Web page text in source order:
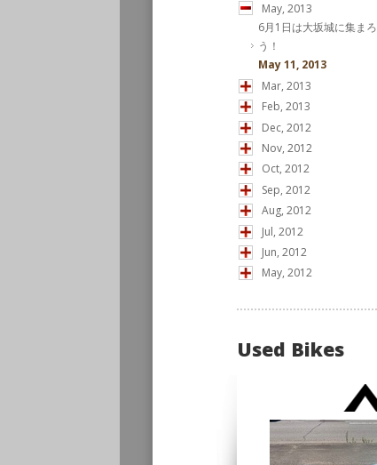
May, 2013
6月1日は大坂城に集まろ
う！
May 11, 2013
Mar, 2013
Feb, 2013
Dec, 2012
Nov, 2012
Oct, 2012
Sep, 2012
Aug, 2012
Jul, 2012
Jun, 2012
May, 2012
Used Bikes